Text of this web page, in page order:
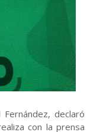
declaró
con la prensa